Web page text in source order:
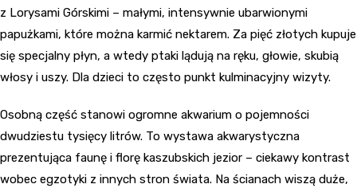
z Lorysami Górskimi – małymi, intensywnie ubarwionymi
papużkami, które można karmić nektarem. Za pięć złotych kupuje
się specjalny płyn, a wtedy ptaki lądują na ręku, głowie, skubią
włosy i uszy. Dla dzieci to często punkt kulminacyjny wizyty.
Osobną część stanowi ogromne akwarium o pojemności
dwudziestu tysięcy litrów. To wystawa akwarystyczna
prezentująca faunę i florę kaszubskich jezior – ciekawy kontrast
wobec egzotyki z innych stron świata. Na ścianach wiszą duże,